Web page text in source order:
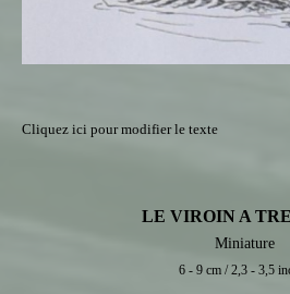
Cliquez ici pour modifier le texte
LE VIROIN A
Miniature
6 - 9 cm / 2,3 - 3,5